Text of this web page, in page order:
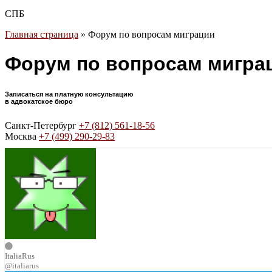
СПБ
Главная страница » Форум по вопросам миграции
Форум по вопросам
Записаться на платную консультацию
в адвокатское бюро
Санкт-Петербург +7 (812) 561-18-56
Москва +7 (499) 290-29-83
ItaliaRus
@italiarus